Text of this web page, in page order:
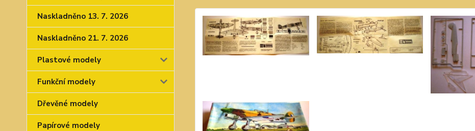
Naskladněno 13. 7. 2026
Naskladněno 21. 7. 2026
Plastové modely
Funkční modely
Dřevěné modely
Papírové modely